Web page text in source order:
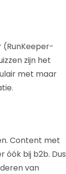
(RunKeeper-
zijn het
met maar
Content met
óók bij b2b. Dus
van